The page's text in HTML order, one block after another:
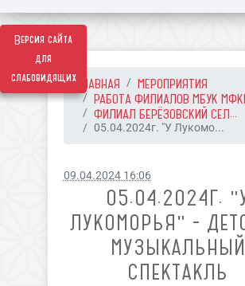
Версия сайта
для
слабовидящихГЛАВНАЯ
МЕРОПРИЯТИЯ
РАБОТА ФИЛИАЛОВ МБУК
ФИЛИАЛ БЕРЁЗОВСКИЙ СЕЛ...
05.04.2024г. "У Лукомо...
09.04.2024 16:06
05.04.2024Г.
ЛУКОМОРЬЯ" -
МУЗЫКАЛЬНЫЙ
СПЕКТАКЛЬ